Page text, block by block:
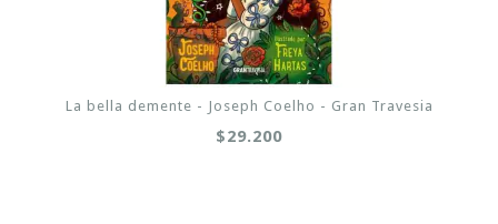
La bella demente - Joseph Coelho - Gran Travesia
$29.200